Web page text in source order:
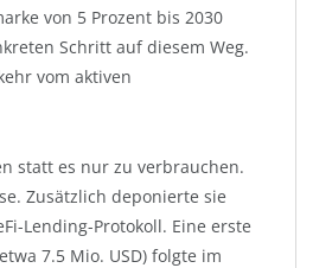
von 5 Prozent bis 2030
Schritt auf diesem Weg.
vom aktiven
statt es nur zu verbrauchen.
Zusätzlich deponierte sie
Lending-Protokoll. Eine erste
7.5 Mio. USD) folgte im